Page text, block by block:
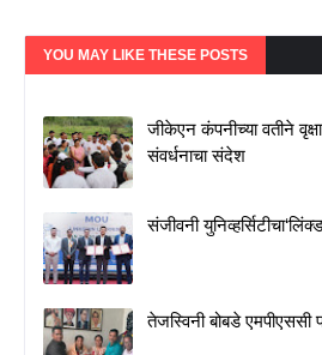
YOU MAY LIKE THESE POSTS
जीकेएन कंपनीच्या वतीने
संवर्धनाचा संदेश
संजीवनी
तेजस्विनी बोबडे एमपीएससी